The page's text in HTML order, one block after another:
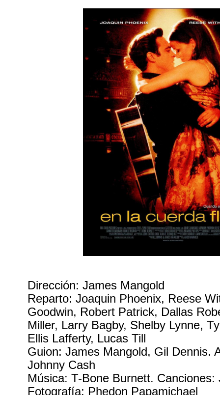
Dirección: James Mangold
Reparto: Joaquin Phoenix, Reese
Goodwin, Robert Patrick, Dallas
Miller, Larry Bagby, Shelby Lynne,
Ellis Lafferty, Lucas Till
Guion: James Mangold, Gil Dennis.
Johnny Cash
Música: T-Bone Burnett. Canciones:
Fotografía: Phedon Papamichael